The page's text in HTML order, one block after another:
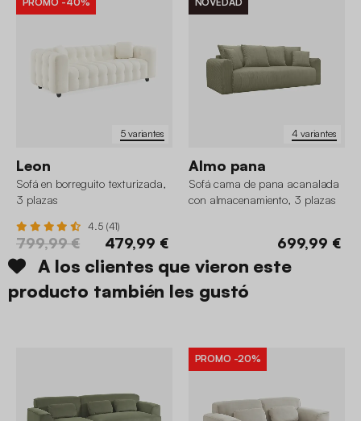
5 variantes
Leon
Sofá en borreguito texturizada,
3 plazas
4.5 (41)
799,99 € 479,99 €
4 variantes
Almo pana
Sofá cama de pana acanalada
con almacenamiento, 3 plazas
699,99 €
A los clientes que vieron este
producto también les gustó
PROMO -20%